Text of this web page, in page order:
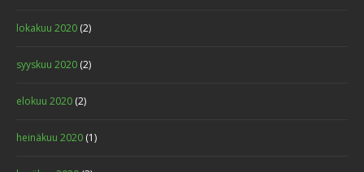
lokakuu 2020 (2)
syyskuu 2020 (2)
elokuu 2020 (2)
heinäkuu 2020 (1)